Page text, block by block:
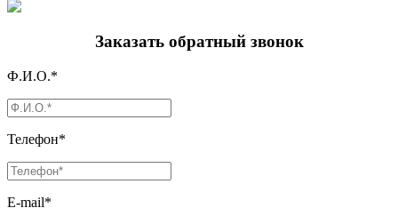
Заказать обратный звонок
Ф.И.О.*
Телефон*
E-mail*